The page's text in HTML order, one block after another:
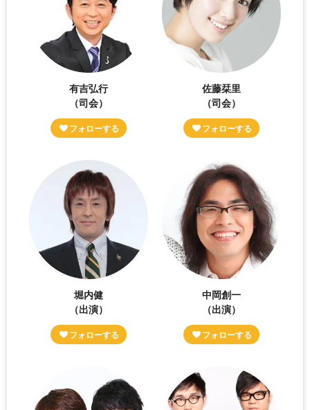
有吉弘行
（司会）
佐藤栞里
（司会）
堀内健
（出演）
中岡創一
（出演）